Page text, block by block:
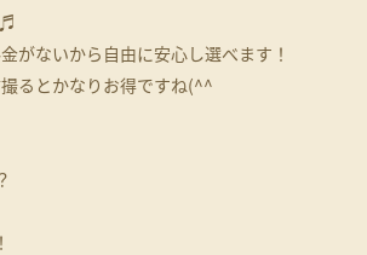
ないから自由に安心し選べます！
とかなりお得ですね(^^